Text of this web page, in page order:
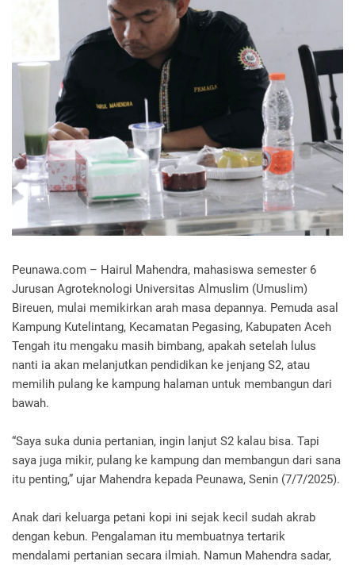
Peunawa.com – Hairul Mahendra, mahasiswa semester 6
Jurusan Agroteknologi Universitas Almuslim (Umuslim)
Bireuen, mulai memikirkan arah masa depannya. Pemuda asal
Kampung Kutelintang, Kecamatan Pegasing, Kabupaten Aceh
Tengah itu mengaku masih bimbang, apakah setelah lulus
nanti ia akan melanjutkan pendidikan ke jenjang S2, atau
memilih pulang ke kampung halaman untuk membangun dari
bawah.
“Saya suka dunia pertanian, ingin lanjut S2 kalau bisa. Tapi
saya juga mikir, pulang ke kampung dan membangun dari sana
itu penting,” ujar Mahendra kepada Peunawa, Senin (7/7/2025).
Anak dari keluarga petani kopi ini sejak kecil sudah akrab
dengan kebun. Pengalaman itu membuatnya tertarik
mendalami pertanian secara ilmiah. Namun Mahendra sadar,